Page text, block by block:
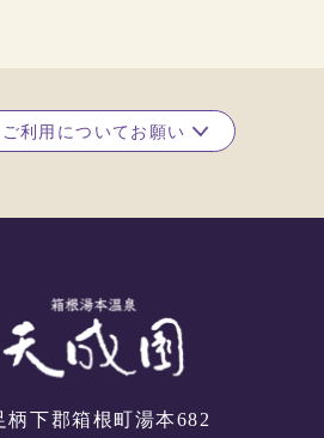
利用についてお願い
柄下郡箱根町湯本682